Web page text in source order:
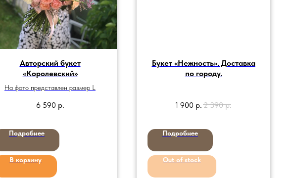
Авторский букет
«Королевский»
На фото представлен размер L
6 590 р.
Подробнее
В корзину
Букет «Нежность». Доставка
по городу.
1 900 р. 2 390 р.
Подробнее
Out of stock